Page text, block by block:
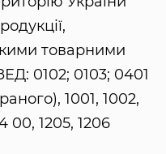
товарними
0102; 0103; 0401
1001, 1002,
00, 1205, 1206